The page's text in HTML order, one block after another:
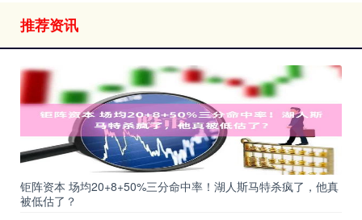
推荐资讯
钜阵资本 场均20+8+50%三分命中率！湖人斯马特杀疯了，他真
被低估了？